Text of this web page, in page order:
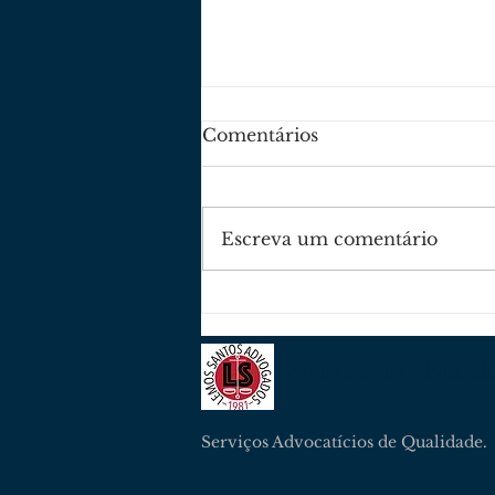
Categoria Justiça e
Advocacia
Comentários
Escreva um comentário
Serviços Advocatícios de Qualidade.